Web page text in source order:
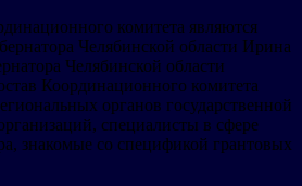
комитета являются
Челябинской области Ирина
Челябинской области
Координационного комитета
органов государственной
специалисты в сфере
знакомые со спецификой грантовых